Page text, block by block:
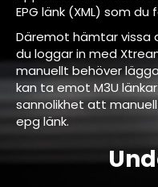
EPG länk (XML) som
Däremot hämtar vissa
du loggar in med
manuellt behöver
kan ta emot M3U
sannolikhet att
epg länk.